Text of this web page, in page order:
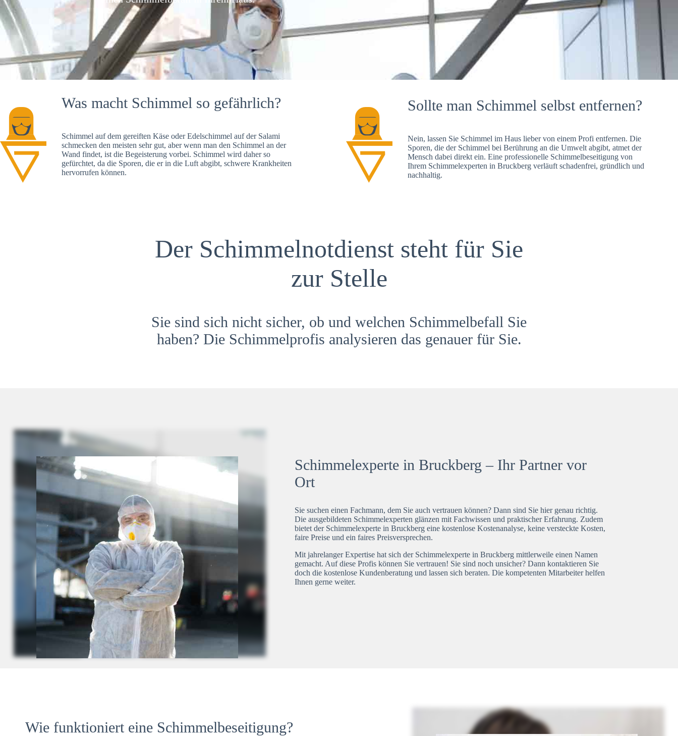
Was macht Schimmel so gefährlich?
Schimmel auf dem gereiften Käse oder Edelschimmel auf der Salami
schmecken den meisten sehr gut, aber wenn man den Schimmel an der
Wand findet, ist die Begeisterung vorbei. Schimmel wird daher so
gefürchtet, da die Sporen, die er in die Luft abgibt, schwere Krankheiten
hervorrufen können.
Sollte man Schimmel selbst entfernen?
Nein, lassen Sie Schimmel im Haus lieber von einem Profi entfernen. Die
Sporen, die der Schimmel bei Berührung an die Umwelt abgibt, atmet der
Mensch dabei direkt ein. Eine professionelle Schimmelbeseitigung von
Ihrem Schimmelexperten in Bruckberg verläuft schadenfrei, gründlich und
nachhaltig.
Der Schimmelnotdienst steht für Sie
zur Stelle
Sie sind sich nicht sicher, ob und welchen Schimmelbefall Sie
haben? Die Schimmelprofis analysieren das genauer für Sie.
Schimmelexperte in Bruckberg – Ihr Partner vor
Ort
Sie suchen einen Fachmann, dem Sie auch vertrauen können? Dann sind Sie hier genau richtig.
Die ausgebildeten Schimmelexperten glänzen mit Fachwissen und praktischer Erfahrung. Zudem
bietet der Schimmelexperte in Bruckberg eine kostenlose Kostenanalyse, keine versteckte Kosten,
faire Preise und ein faires Preisversprechen.
Mit jahrelanger Expertise hat sich der Schimmelexperte in Bruckberg mittlerweile einen Namen
gemacht. Auf diese Profis können Sie vertrauen! Sie sind noch unsicher? Dann kontaktieren Sie
doch die kostenlose Kundenberatung und lassen sich beraten. Die kompetenten Mitarbeiter helfen
Ihnen gerne weiter.
Wie funktioniert eine Schimmelbeseitigung?